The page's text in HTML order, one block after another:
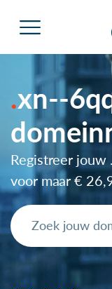
xn--
Registreer
voor maar€